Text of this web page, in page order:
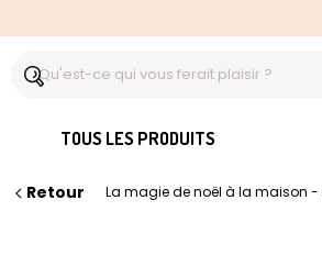
TOUS LES PRODUITS
Retour La magie de noël à la maison -